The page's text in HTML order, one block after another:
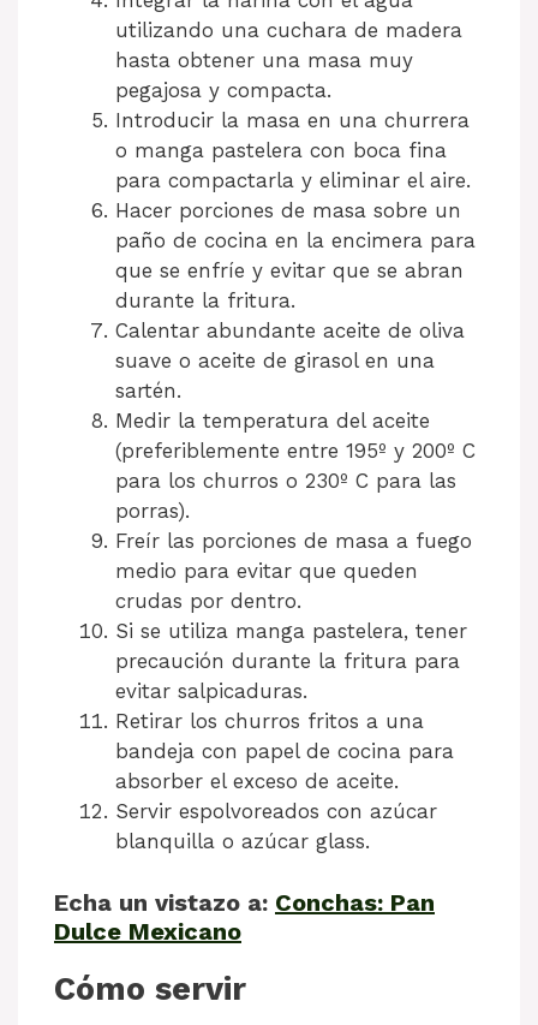
utilizando una cuchara de madera
hasta obtener una masa muy
pegajosa y compacta.
Introducir la masa en una churrera
o manga pastelera con boca fina
para compactarla y eliminar el aire.
Hacer porciones de masa sobre un
paño de cocina en la encimera para
que se enfríe y evitar que se abran
durante la fritura.
Calentar abundante aceite de oliva
suave o aceite de girasol en una
sartén.
Medir la temperatura del aceite
(preferiblemente entre 195º y 200º C
para los churros o 230º C para las
porras).
Freír las porciones de masa a fuego
medio para evitar que queden
crudas por dentro.
Si se utiliza manga pastelera, tener
precaución durante la fritura para
evitar salpicaduras.
Retirar los churros fritos a una
bandeja con papel de cocina para
absorber el exceso de aceite.
Servir espolvoreados con azúcar
blanquilla o azúcar glass.
Echa un vistazo a: Conchas: Pan
Dulce Mexicano
Cómo servir